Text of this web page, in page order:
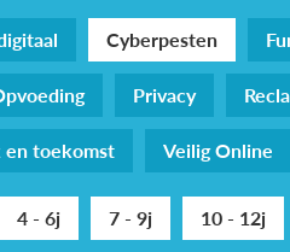
Cyberpesten
Privacy
en toekomst Veilig Online
4 - 6j 7 - 9j 10 - 12j